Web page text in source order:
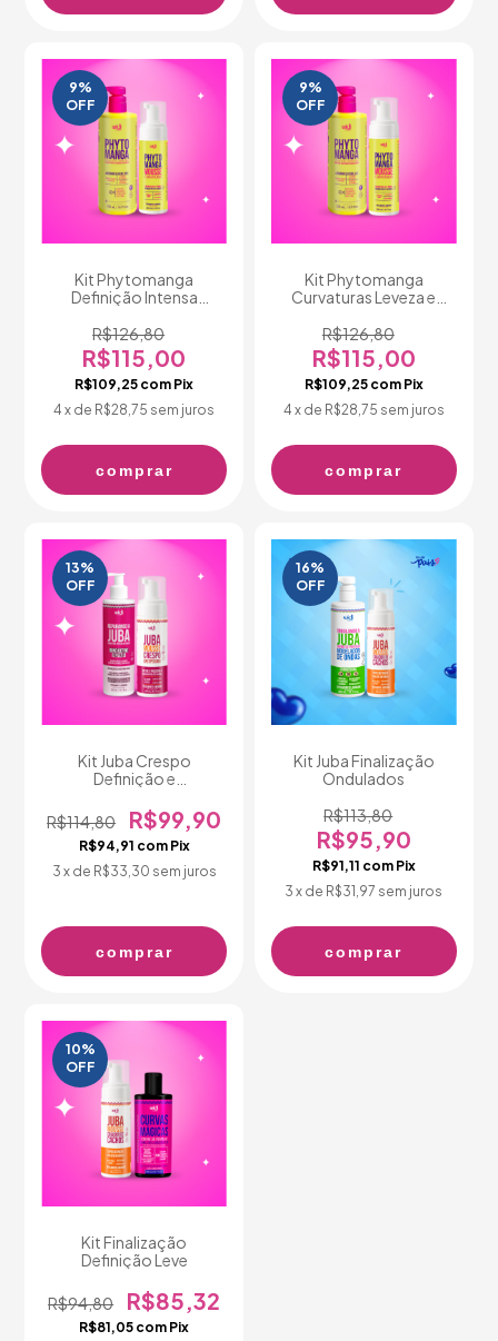
9%
OFF
Kit Phytomanga
Definição Intensa
R$126,80
R$115,00
R$109,25 com Pix
4 x de R$28,75 sem juros
comprar
9%
OFF
Kit Phytomanga
Curvaturas Leveza e
R$126,80
R$115,00
R$109,25 com Pix
4 x de R$28,75 sem juros
comprar
13%
OFF
Kit Juba Crespo
Definição e
R$114,80
R$99,90
R$94,91 com Pix
3 x de R$33,30 sem juros
comprar
16%
OFF
Kit Juba Finalização
Ondulados
R$113,80
R$95,90
R$91,11 com Pix
3 x de R$31,97 sem juros
comprar
10%
OFF
Kit Finalização
Definição Leve
R$94,80 R$85,32
R$81,05 com Pix